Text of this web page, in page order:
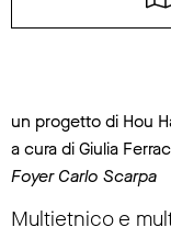
un progetto di Hou
a cura di Giulia
Foyer Carlo Scarpa
Multietnico e